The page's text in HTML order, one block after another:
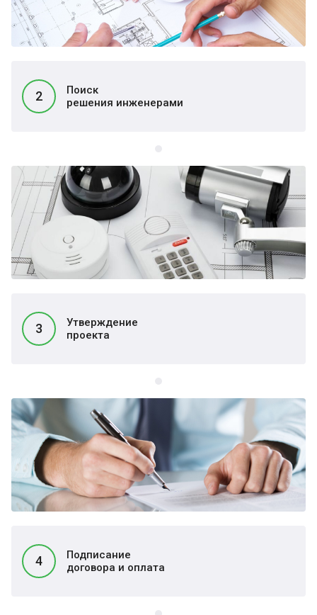
2
Поиск
решения инженерами
3
Утверждение
проекта
4
Подписание
договора и оплата